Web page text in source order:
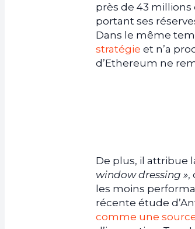
près de 43 millions
portant ses
Dans le même
stratégie et n’a
d’Ethereum ne
De plus, il attribue
window dressing »,
les moins
récente étude
comme une